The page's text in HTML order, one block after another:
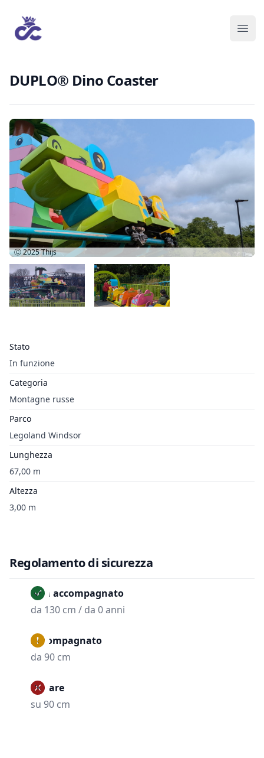
DUPLO® Dino Coaster
Stato
In funzione
Categoria
Montagne russe
Parco
Legoland Windsor
Lunghezza
67,00 m
Altezza
3,00 m
Ⓒ 2025Thijs
Regolamento di sicurezza
Non accompagnato
da 130 cm / da 0 anni
Accompagnato
da 90 cm
Vietare
su 90 cm